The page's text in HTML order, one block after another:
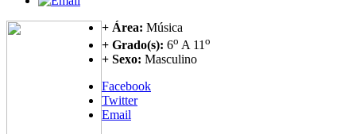
+ Área: Música
+ Grado(s): 6o A 11 o
+ Sexo: Masculino
Facebook
Twitter
Email